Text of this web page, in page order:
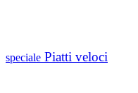
speciale Piatti veloci